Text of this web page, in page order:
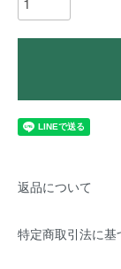
返品について
特定商取引法に基